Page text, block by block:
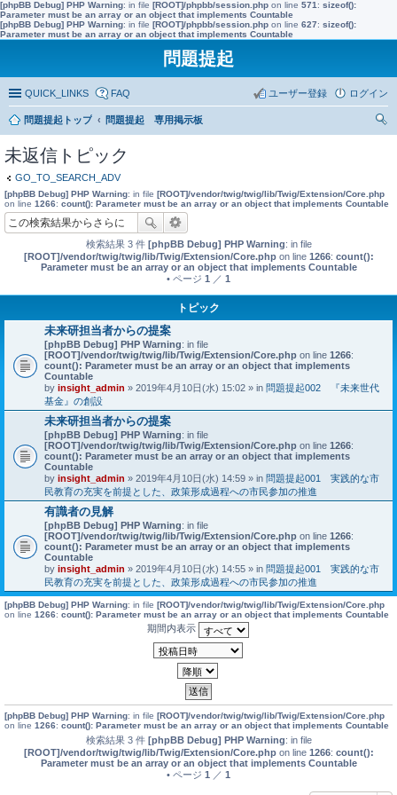
[phpBB Debug] PHP Warning: in file [ROOT]/phpbb/session.php on line 571 : sizeof():
Parameter must be an array or an object that implements Countable
[phpBB Debug] PHP Warning: in file [ROOT]/phpbb/session.php on line 627: sizeof():
Parameter must be an array or an object that implements Countable
問題提起
QUICK_LINKS FAQ ログイン
ユーザー登録
問題提起トップ
問題提起 専用掲示板
未返信トピック
GO_TO_SEARCH_ADV
[phpBB Debug] PHP Warning: in file [ROOT]/vendor/twig/twig/lib/Twig/Extension/Core.php
on line 1266: count(): Parameter must be an array or an object that implements Countable
検索結果 3 件 [phpBB Debug] PHP Warning: in file
[ROOT]/vendor/twig/twig/lib/Twig/Extension/Core.phpon line 1266: count():
Parameter must be an array or an object that implements Countable
• ページ 1 ／ 1
トピック
未来研担当者からの提案
[phpBB Debug] PHP Warning: in file
[ROOT]/vendor/twig/twig/lib/Twig/Extension/Core.php on line 1266:
count(): Parameter must be an array or an object that implements
Countable
by insight_admin » 2019年4月10日(水) 15:02 » in 問題提起002 『未来世代
基金』の創設
未来研担当者からの提案
[phpBB Debug] PHP Warning: in file
[ROOT]/vendor/twig/twig/lib/Twig/Extension/Core.php on line 1266:
count(): Parameter must be an array or an object that implements
Countable
by insight_admin » 2019年4月10日(水) 14:59 » in 問題提起001 実践的な市
民教育の充実を前提とした、政策形成過程への市民参加の推進
有識者の見解
[phpBB Debug] PHP Warning: in file
[ROOT]/vendor/twig/twig/lib/Twig/Extension/Core.php on line 1266:
count(): Parameter must be an array or an object that implements
Countable
by insight_admin » 2019年4月10日(水) 14:55 » in 問題提起001 実践的な市
民教育の充実を前提とした、政策形成過程への市民参加の推進
[phpBB Debug] PHP Warning: in file [ROOT]/vendor/twig/twig/lib/Twig/Extension/Core.php
on line 1266: count(): Parameter must be an array or an object that implements Countable
期間内表示
[phpBB Debug] PHP Warning: in file [ROOT]/vendor/twig/twig/lib/Twig/Extension/Core.php
on line 1266: count(): Parameter must be an array or an object that implements Countable
検索結果 3 件 [phpBB Debug] PHP Warning: in file
[ROOT]/vendor/twig/twig/lib/Twig/Extension/Core.phpon line 1266: count():
Parameter must be an array or an object that implements Countable
• ページ 1 ／ 1